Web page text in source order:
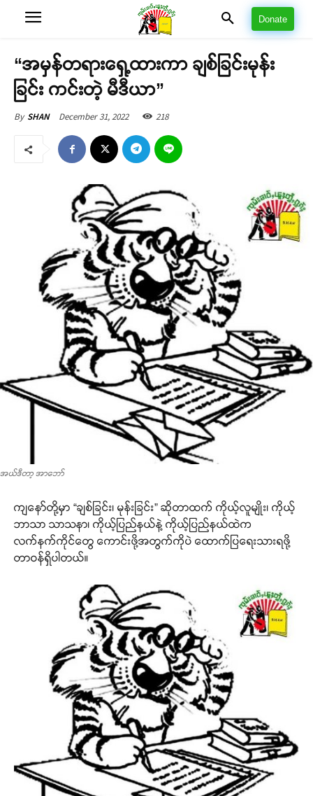
Donate
“အမှန်တရားရှေ့ထားကာ ချစ်ခြင်းမုန်း
ခြင်း ကင်းတဲ့ မီဒီယာ”
By SHAN December 31, 2022 218
အယ်ဒီတာ့ အာဘော်
ကျနော်တို့မှာ “ချစ်ခြင်း၊ မုန်းခြင်း” ဆိုတာထက် ကိုယ့်လူမျိုး၊ ကိုယ့်
ဘာသာ သာသနာ၊ ကိုယ့်ပြည်နယ်နဲ့ ကိုယ့်ပြည်နယ်ထဲက
လက်နက်ကိုင်တွေ ကောင်းဖို့အတွက်ကိုပဲ ထောက်ပြရေးသားရဖို့
တာဝန်ရှိပါတယ်။